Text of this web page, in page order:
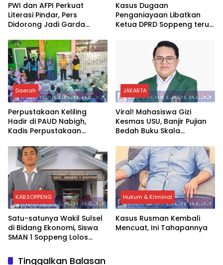
PWI dan AFPI Perkuat
Literasi Pindar, Pers
Didorong Jadi Garda
Lawan Pinjol Ilegal
Kasus Dugaan
Penganiayaan Libatkan
Ketua DPRD Soppeng terus
Sulsel Gelar Rekonstruksi
Daerah
Perpustakaan Keliling
Hadir di PAUD Nabigh,
Kadis Perpustakaan
Buku Sejak Dini
JAKARTA
Viral! Mahasiswa Gizi
Kesmas USU, Banjir Pujian
Bedah Buku Skala
Rupiah Referensi Akademik
Dunia
KAB.SOPPENG
Satu-satunya Wakil Sulsel
di Bidang Ekonomi, Siswa
SMAN 1 Soppeng Lolos
2026
Hukum & Kriminal
Kasus Rusman Kembali
Mencuat, Ini Tahapannya
Tinggalkan Balasan